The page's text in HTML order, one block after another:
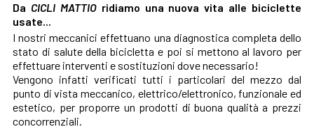
Da CICLI MATTIOridiamo una nuova vita alle biciclette
usate...
I nostri meccanici effettuano una diagnostica completa dello
stato di salute della bicicletta e poi si mettono al lavoro per
effettuare interventi e sostituzioni dove necessario!
Vengono infatti verificati tutti i particolari del mezzo dal
punto di vista meccanico, elettrico/elettronico, funzionale ed
estetico, per proporre un prodotti di buona qualità a prezzi
concorrenziali.